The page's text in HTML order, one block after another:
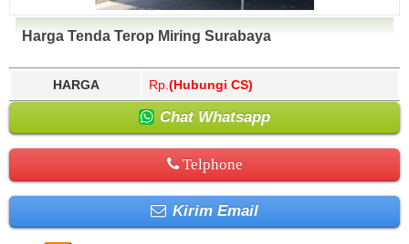
Harga Tenda Terop Miring Surabaya
HARGA Rp. (Hubungi CS)
Chat Whatsapp
Telphone
Kirim Email